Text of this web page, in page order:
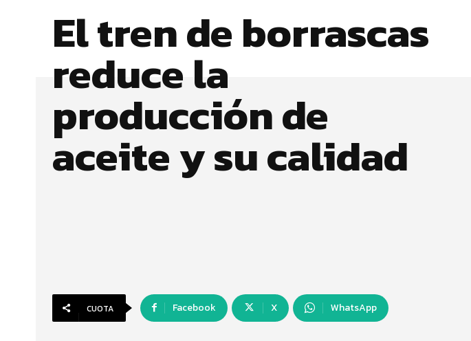
El tren de borrascas
reduce la
producción de
aceite y su calidad
CUOTA Facebook X WhatsApp